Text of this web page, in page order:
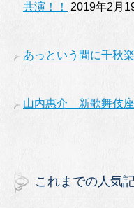
共演！！
2019年2月
あっという間に千秋楽
山内惠介 新歌舞伎座
これまでの人気